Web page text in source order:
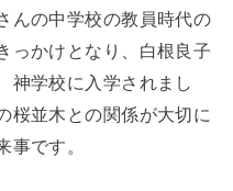
んの中学校の教員時代の
っかけとなり、白根良子
神学校に入学されまし
桜並木との関係が大切に
事です。